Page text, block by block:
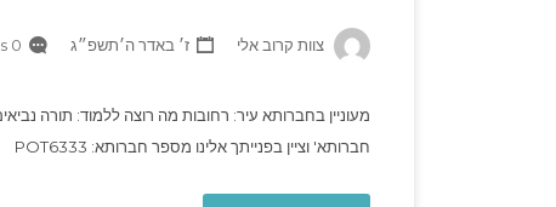
צוות קרוב אלי ז׳ באדר ה׳תשפ״ג 0 Comments
מעוניין בחברותא עיר: רחובות מה רוצה ללמוד: תורה
חברותא' וציין בפנייתך אלינו מספר חברותא: POT6333